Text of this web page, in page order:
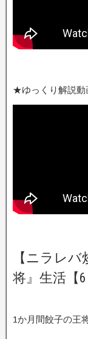
★ゆっくり解説
【ニラレ
将』生活【
1か月間餃子の王